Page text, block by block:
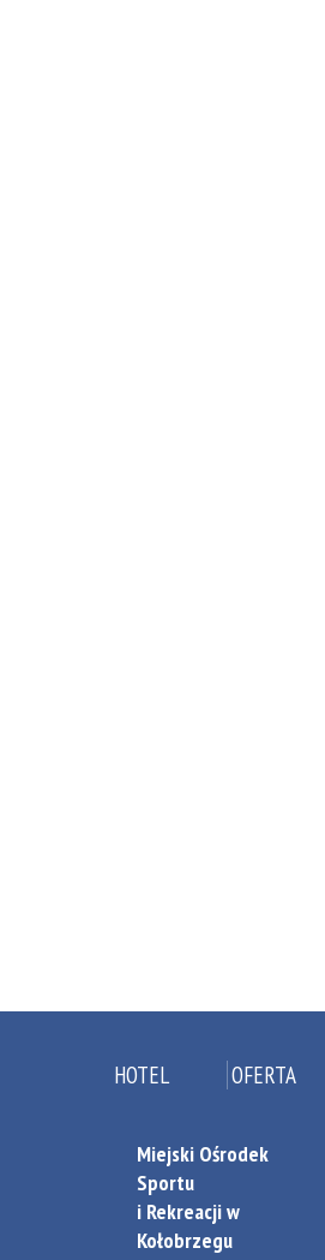
HOTEL OFERTA
Miejski Ośrodek
Sportu
i Rekreacji w
Kołobrzegu